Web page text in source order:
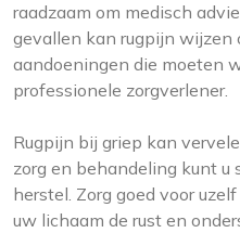
raadzaam om medisch
gevallen kan rugpijn wijzen
aandoeningen die moeten
professionele zorgverlener.
Rugpijn bij griep kan
zorg en behandeling kunt u
herstel. Zorg goed voor
uw lichaam de rust en